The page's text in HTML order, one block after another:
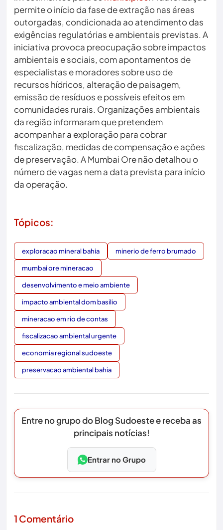
permite o início da fase de extração nas áreas
outorgadas, condicionada ao atendimento das
exigências regulatórias e ambientais previstas. A
iniciativa provoca preocupação sobre impactos
ambientais e sociais, com apontamentos de
especialistas e moradores sobre uso de
recursos hídricos, alteração de paisagem,
emissão de resíduos e possíveis efeitos em
comunidades rurais. Organizações ambientais
da região informaram que pretendem
acompanhar a exploração para cobrar
fiscalização, medidas de compensação e ações
de preservação. A Mumbai Ore não detalhou o
número de vagas nem a data prevista para início
da operação.
Tópicos:
exploracao mineral bahia minerio de ferro brumado
mumbai ore mineracao
desenvolvimento e meio ambiente
impacto ambiental dom basilio
mineracao em rio de contas
fiscalizacao ambiental urgente
economia regional sudoeste
preservacao ambiental bahia
Entre no grupo do Blog Sudoeste e receba as
principais notícias!
Entrar no Grupo
1 Comentário